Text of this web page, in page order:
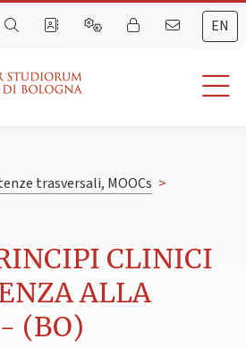
EN
trasversali, MOOCs >
CLINICI
ALLA
(BO)